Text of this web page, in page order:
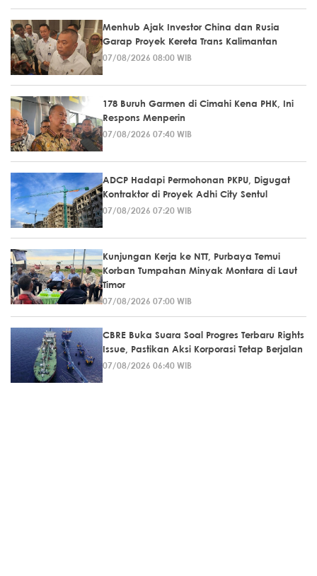
Menhub Ajak Investor China dan Rusia
Garap Proyek Kereta Trans Kalimantan
07/08/2026 08:00 WIB
178 Buruh Garmen di Cimahi Kena PHK, Ini
Respons Menperin
07/08/2026 07:40 WIB
ADCP Hadapi Permohonan PKPU, Digugat
Kontraktor di Proyek Adhi City Sentul
07/08/2026 07:20 WIB
Kunjungan Kerja ke NTT, Purbaya Temui
Korban Tumpahan Minyak Montara di Laut
Timor
07/08/2026 07:00 WIB
CBRE Buka Suara Soal Progres Terbaru Rights
Issue, Pastikan Aksi Korporasi Tetap Berjalan
07/08/2026 06:40 WIB